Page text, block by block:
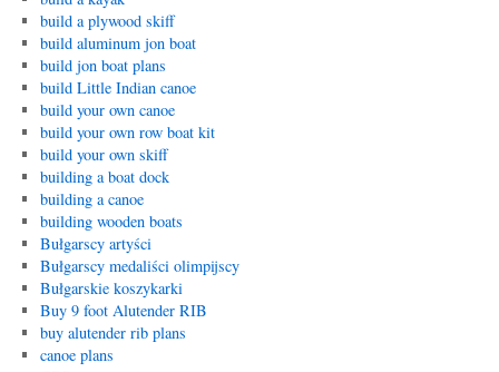
build a plywood skiff
build aluminum jon boat
build jon boat plans
build Little Indian canoe
build your own canoe
build your own row boat kit
build your own skiff
building a boat dock
building a canoe
building wooden boats
Bułgarscy artyści
Bułgarscy medaliści olimpijscy
Bułgarskie koszykarki
Buy 9 foot Alutender RIB
buy alutender rib plans
canoe plans